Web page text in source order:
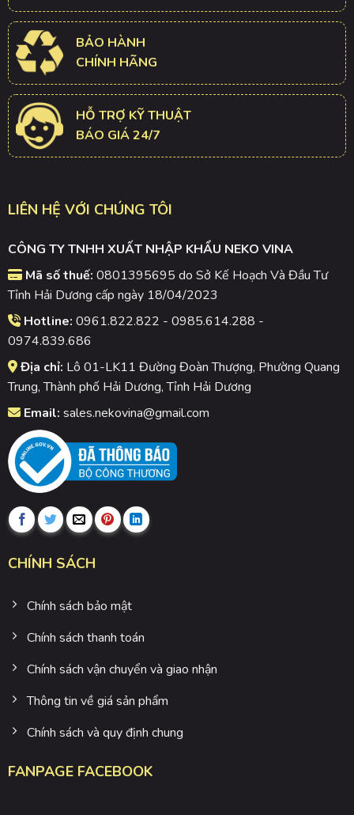
BẢO HÀNH
CHÍNH HÃNG
HỖ TRỢ KỸ THUẬT
BÁO GIÁ 24/7
LIÊN HỆ VỚI CHÚNG TÔI
CÔNG TY TNHH XUẤT NHẬP KHẨU NEKO VINA
Mã số thuế: 0801395695 do Sở Kế Hoạch Và Đầu Tư
Tỉnh Hải Dương cấp ngày 18/04/2023
Hotline: 0961.822.822 - 0985.614.288 -
0974.839.686
Địa chỉ: Lô 01-LK11 Đường Đoàn Thượng, Phường Quang
Trung, Thành phố Hải Dương, Tỉnh Hải Dương
Email: sales.nekovina@gmail.com
CHÍNH SÁCH
Chính sách bảo mật
Chính sách thanh toán
Chính sách vận chuyển và giao nhận
Thông tin về giá sản phẩm
Chính sách và quy định chung
FANPAGE FACEBOOK